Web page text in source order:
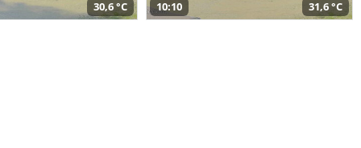
30,6 °C 10:10 31,6 °C